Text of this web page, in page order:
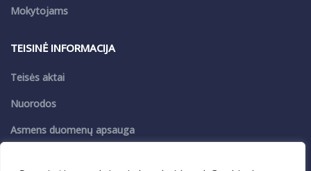
Mokytojams
TEISINĖ INFORMACIJA
Teisės aktai
Nuorodos
Asmens duomenų apsauga